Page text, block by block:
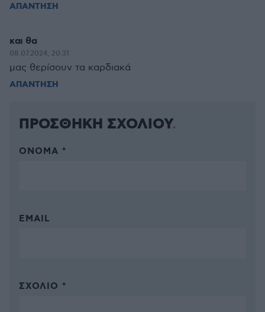
ΑΠΑΝΤΗΣΗ
και θα
08.07.2024, 20:31
μας θερίσουν τα καρδιακά
ΑΠΑΝΤΗΣΗ
ΠΡΟΣΘΗΚΗ ΣΧΟΛΙΟΥ
ΌΝΟΜΑ *
EMAIL
ΣΧΌΛΙΟ *